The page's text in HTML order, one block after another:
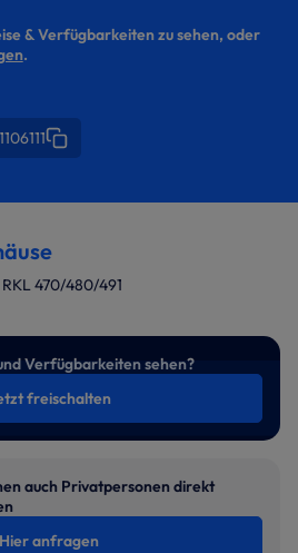
& Verfügbarkeiten zu sehen, oder
.
470/480/491
Verfügbarkeiten sehen?
freischalten
auch Privatpersonen direkt
Hier anfragen